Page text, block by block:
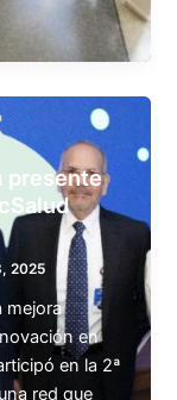
presente
2025
mejora
en
en la 2ª
red que